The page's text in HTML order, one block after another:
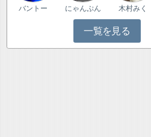
バントー にゃんぷん 木村みく
一覧を見る